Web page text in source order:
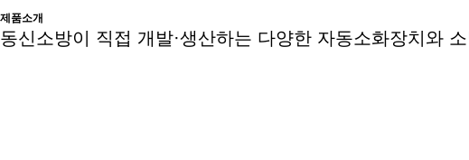
제품소개
동신소방이 직접 개발·생산하는 다양한 자동소화장치와